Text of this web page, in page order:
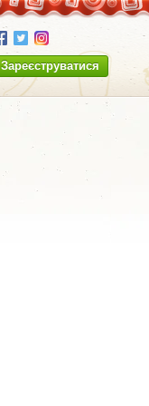
Зареєструватися